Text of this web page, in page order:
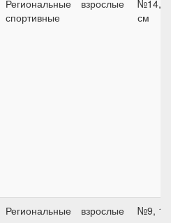
Региональные
спортивные
взрослые
№14,
см
Региональные
взрослые №9,